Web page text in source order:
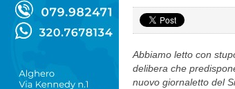
Abbiamo letto con
delibera che
nuovo giornaletto del